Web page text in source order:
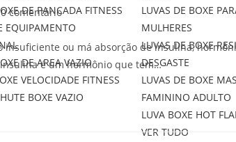
DE PANCADA FITNESS
EQUIPAMENTO
DE AREA VAZIO
VELOCIDADE FITNESS
BOXE VAZIO
LUVAS DE BOXE
MULHERES
LUVAS DE BOXE
DESGASTE
LUVAS DE BOXE
FAMININO ADULTO
LUVA BOXE HOT
VER TUDO
0 comentário
ou má absorção de insulina,
é um hormônio que tem…